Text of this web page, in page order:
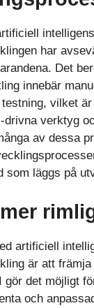
har
Det
innebär
vilket
drivna verktyg
av dessa
som läggs på
artificiell
är att
gör det möjligt
och